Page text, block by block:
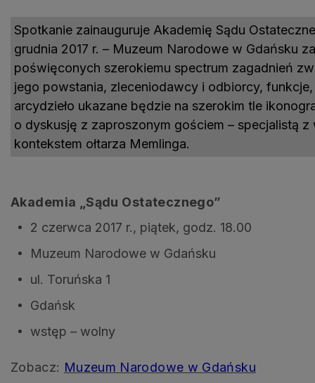
Spotkanie zainauguruje Akademię Sądu
grudnia 2017 r. – Muzeum Narodowe w Gdańsku
poświęconych szerokiemu spectrum zagadnień
jego powstania, zleceniodawcy i odbiorcy,
arcydzieło ukazane będzie na szerokim tle
o dyskusję z zaproszonym gościem – specjalistą
kontekstem ołtarza Memlinga.
Akademia „Sądu Ostatecznego”
2 czerwca 2017 r., piątek, godz. 18.00
Muzeum Narodowe w Gdańsku
ul. Toruńska 1
Gdańsk
wstęp – wolny
Zobacz: Muzeum Narodowe w Gdańsku